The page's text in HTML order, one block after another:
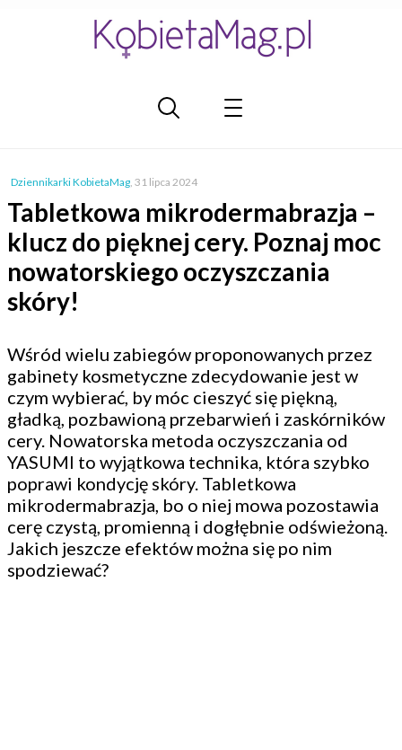
Dziennikarki KobietaMag, 31 lipca 2024
Tabletkowa mikrodermabrazja –
klucz do pięknej cery. Poznaj moc
nowatorskiego oczyszczania
skóry!
Wśród wielu zabiegów proponowanych przez
gabinety kosmetyczne zdecydowanie jest w
czym wybierać, by móc cieszyć się piękną,
gładką, pozbawioną przebarwień i zaskórników
cery. Nowatorska metoda oczyszczania od
YASUMI to wyjątkowa technika, która szybko
poprawi kondycję skóry. Tabletkowa
mikrodermabrazja, bo o niej mowa pozostawia
cerę czystą, promienną i dogłębnie odświeżoną.
Jakich jeszcze efektów można się po nim
spodziewać?